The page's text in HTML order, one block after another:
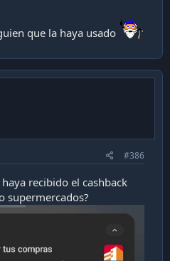
que la haya usado
#386
recibido el cashback
supermercados?